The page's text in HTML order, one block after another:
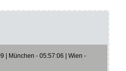
| München - 05:57:06 | Wien -